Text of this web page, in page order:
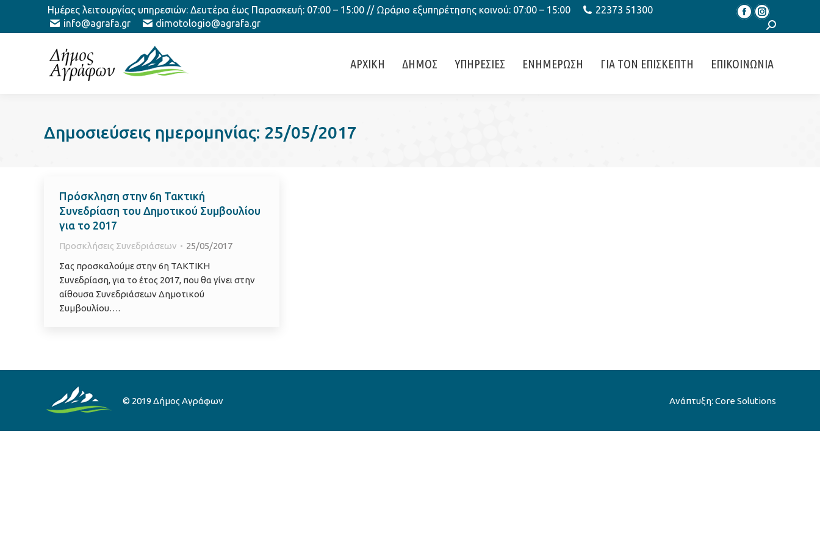
Ημέρες λειτουργίας υπηρεσιών: Δευτέρα έως Παρασκευή: 07:00 – 15:00 // Ωράριο εξυπηρέτησης κοινού: 07:00 – 15:00
22373 51300
info@agrafa.gr
dimotologio@agrafa.gr FacebookInstagram
Search:
ΑΡΧΙΚΗ ΔΗΜΟΣ ΥΠΗΡΕΣΙΕΣ ΕΝΗΜΕΡΩΣΗ ΓΙΑ ΤΟΝ ΕΠΙΣΚΕΠΤΗ ΕΠΙΚΟΙΝΩΝΙΑ
Δημοσιεύσεις ημερομηνίας: 25/05/2017
Πρόσκληση στην 6η Τακτική
Συνεδρίαση του Δημοτικού Συμβουλίου
για το 2017
Προσκλήσεις Συνεδριάσεων
25/05/2017
Σας προσκαλούμε στην 6η ΤΑΚΤΙΚΗ
Συνεδρίαση, για το έτος 2017, που θα γίνει στην
αίθουσα Συνεδριάσεων Δημοτικού
Συμβουλίου….
© 2019 Δήμος Αγράφων Ανάπτυξη: Core Solutions